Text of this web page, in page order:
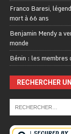
Franco Baresi,
mort à 66 ans
Benjamin Mendy a
monde
Bénin : les membres
RECHERCHER